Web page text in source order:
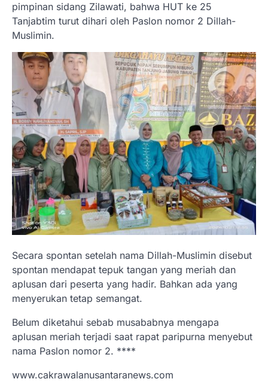
pimpinan sidang Zilawati, bahwa HUT ke 25
Tanjabtim turut dihari oleh Paslon nomor 2 Dillah-
Muslimin.
Secara spontan setelah nama Dillah-Muslimin disebut
spontan mendapat tepuk tangan yang meriah dan
aplusan dari peserta yang hadir. Bahkan ada yang
menyerukan tetap semangat.
Belum diketahui sebab musababnya mengapa
aplusan meriah terjadi saat rapat paripurna menyebut
nama Paslon nomor 2. ****
www.cakrawalanusantaranews.com